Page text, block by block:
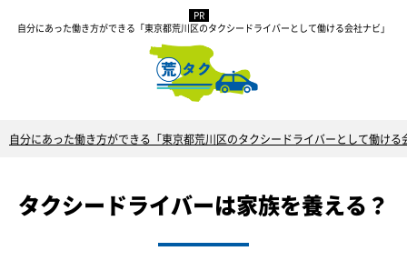
自分にあった働き方ができる「東京都荒川区のタクシードライバーとして働ける会社ナビ」
自分にあった働き方ができる「東京都荒川区のタクシードライバーとして働ける
タクシードライバーは家族を養える？